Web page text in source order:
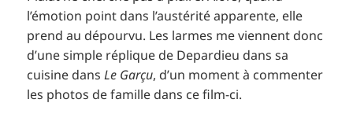
l’émotion point dans l’austérité apparente, elle
prend au dépourvu. Les larmes me viennent donc
d’une simple réplique de Depardieu dans sa
cuisine dansLe Garçu, d’un moment à commenter
les photos de famille dans ce film-ci.